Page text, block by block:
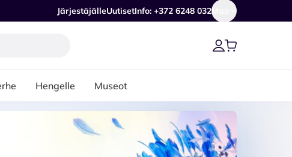
JärjestäjälleUutisetInfo: +372 6248 032Maa
Hengelle Museot